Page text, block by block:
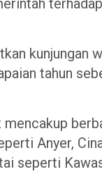
kunjungan
tahun
Anyer,
seperti